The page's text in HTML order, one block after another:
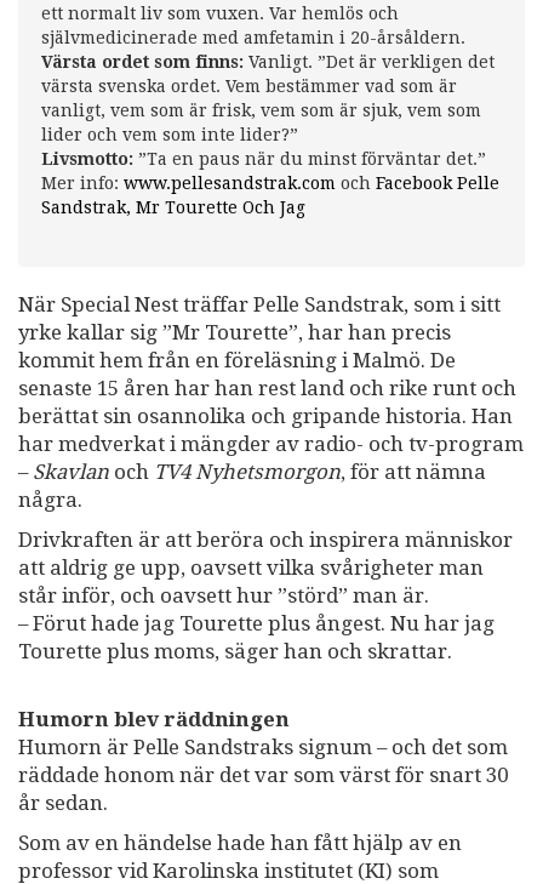
ett normalt liv som vuxen. Var hemlös och
självmedicinerade med amfetamin i 20-årsåldern.
Värsta ordet som finns: Vanligt. ”Det är verkligen det
värsta svenska ordet. Vem bestämmer vad som är
vanligt, vem som är frisk, vem som är sjuk, vem som
lider och vem som inte lider?”
Livsmotto: ”Ta en paus när du minst förväntar det.”
Mer info: www.pellesandstrak.com och Facebook Pelle
Sandstrak, Mr Tourette Och Jag
När Special Nest träffar Pelle Sandstrak, som i sitt
yrke kallar sig ”Mr Tourette”, har han precis
kommit hem från en föreläsning i Malmö. De
senaste 15 åren har han rest land och rike runt och
berättat sin osannolika och gripande historia. Han
har medverkat i mängder av radio- och tv-program
– Skavlan och TV4 Nyhetsmorgon, för att nämna
några.
Drivkraften är att beröra och inspirera människor
att aldrig ge upp, oavsett vilka svårigheter man
står inför, och oavsett hur ”störd” man är.
– Förut hade jag Tourette plus ångest. Nu har jag
Tourette plus moms, säger han och skrattar.
Humorn blev räddningen
Humorn är Pelle Sandstraks signum – och det som
räddade honom när det var som värst för snart 30
år sedan.
Som av en händelse hade han fått hjälp av en
professor vid Karolinska institutet (KI) som